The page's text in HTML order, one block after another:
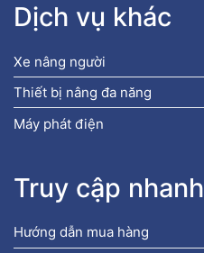
Dịch vụ khác
Xe nâng người
Thiết bị nâng đa năng
Máy phát điện
Truy cập nhanh
Hướng dẫn mua hàng